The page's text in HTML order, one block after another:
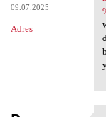
09.07.2025
Adres